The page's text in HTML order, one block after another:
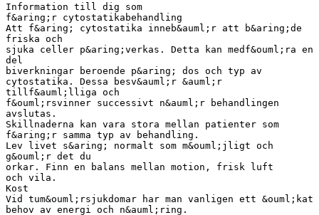
Information till dig som
f&aring;r cytostatikabehandling
Att f&aring; cytostatika inneb&auml;r att b&aring;de
friska och
sjuka celler p&aring;verkas. Detta kan medf&ouml;ra en
del
biverkningar beroende p&aring; dos och typ av
cytostatika. Dessa besv&auml;r &auml;r
tillf&auml;lliga och
f&ouml;rsvinner successivt n&auml;r behandlingen
avslutas.
Skillnaderna kan vara stora mellan patienter som
f&aring;r samma typ av behandling.
Lev livet s&aring; normalt som m&ouml;jligt och
g&ouml;r det du
orkar. Finn en balans mellan motion, frisk luft
och vila.
Kost
Vid tum&ouml;rsjukdomar har man vanligen ett &ouml;kat
behov av energi och n&auml;ring.